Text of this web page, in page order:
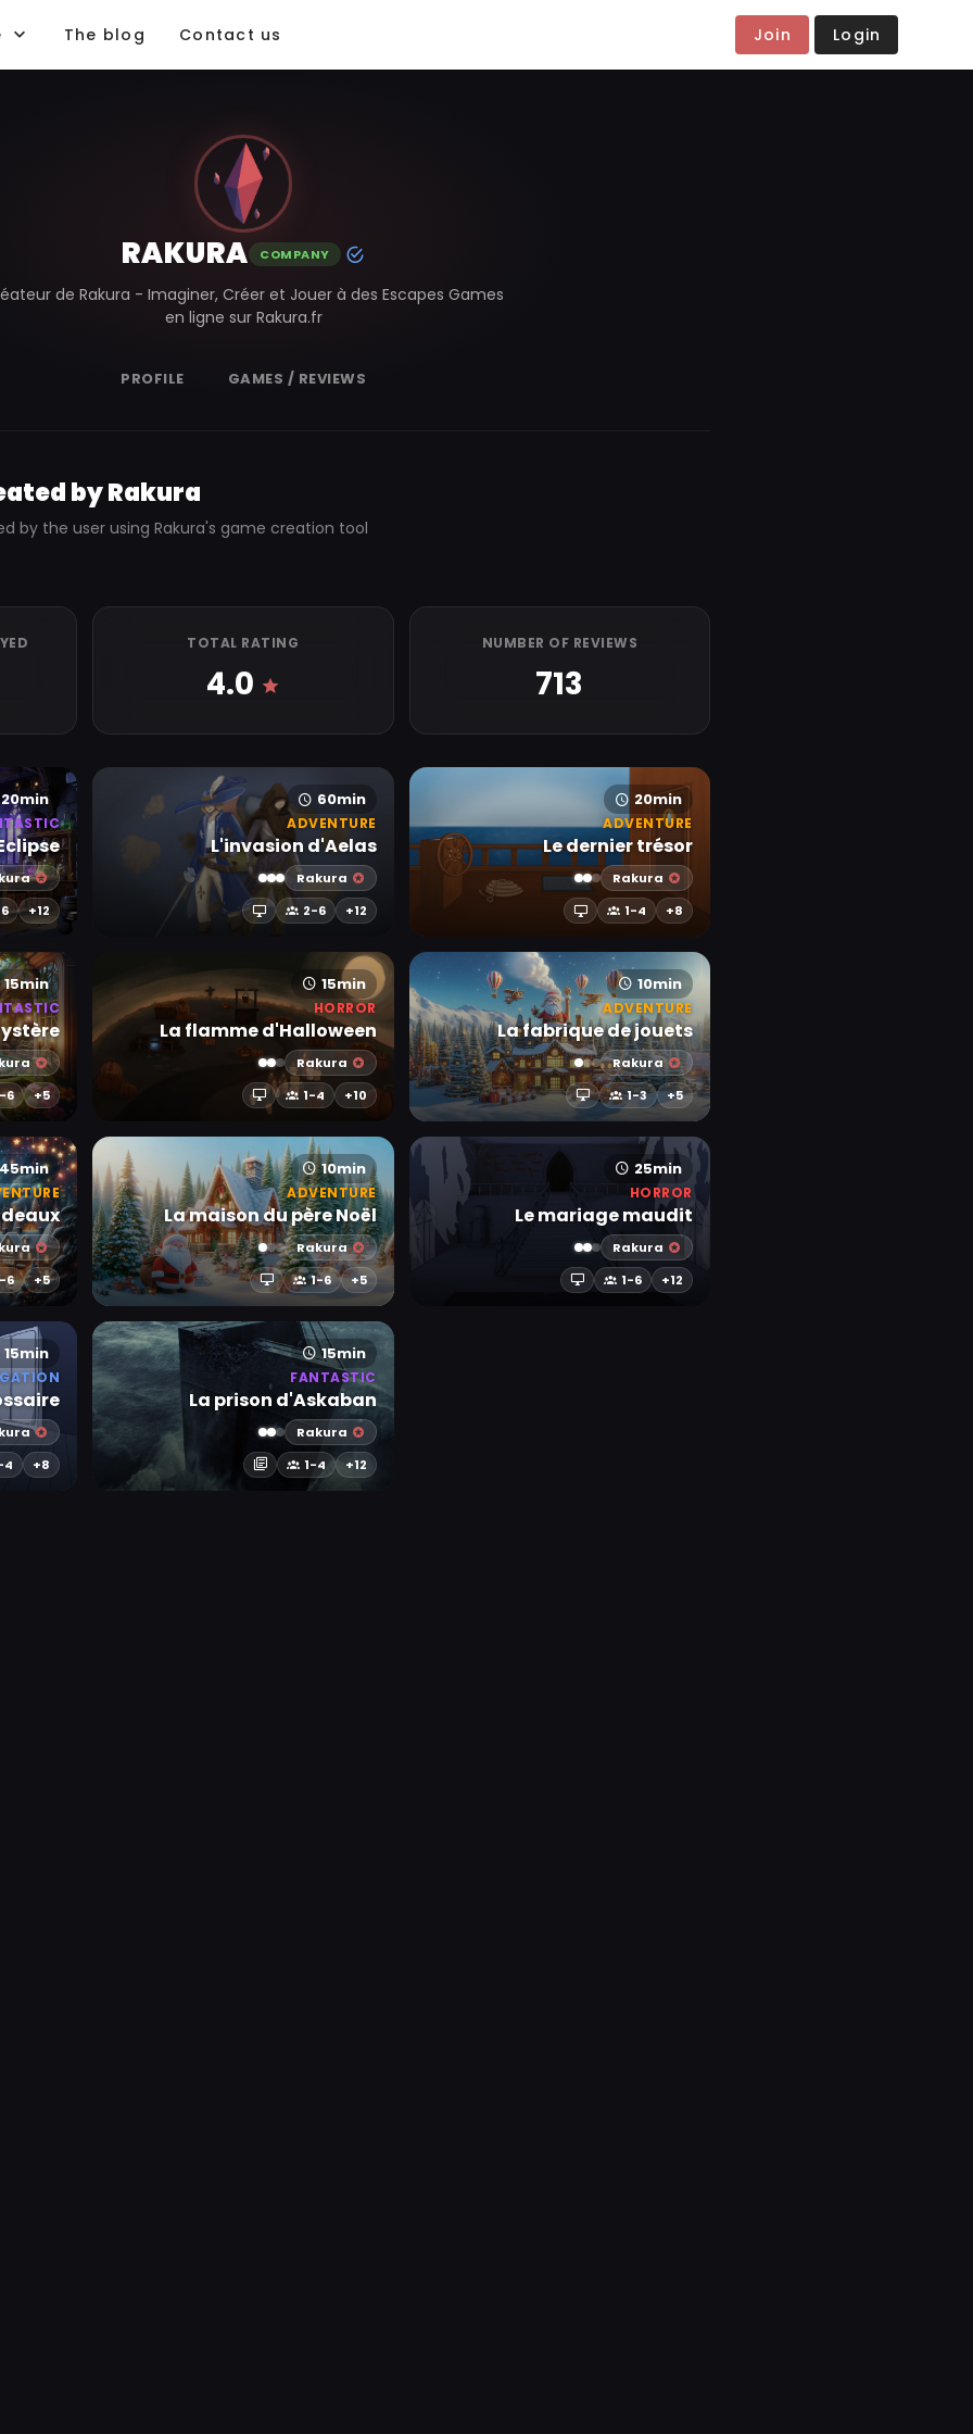
The blog Contact us Join Login
RAKURA COMPANY
de Rakura - Imaginer, Créer et Jouer à des Escapes Games
en ligne sur Rakura.fr
PROFILE GAMES / REVIEWS
by Rakura
by the user using Rakura's game creation tool
TOTAL RATING
4.0
NUMBER OF REVIEWS
713
20min
+12
60min
ADVENTURE
L'invasion d'Aelas
Rakura
2-6
+12
20min
ADVENTURE
Le dernier trésor
Rakura
1-4
+8
15min
6
+5
15min
HORROR
La flamme d'Halloween
Rakura
1-4
+10
10min
ADVENTURE
La fabrique de jouets
Rakura
1-3
+5
45min
6
+5
10min
ADVENTURE
La maison du père Noël
Rakura
1-6
+5
25min
HORROR
Le mariage maudit
Rakura
1-6
+12
15min
4
+8
15min
FANTASTIC
La prison d'Askaban
Rakura
1-4
+12